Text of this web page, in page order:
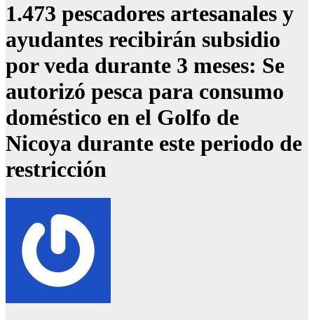
1.473 pescadores artesanales y
ayudantes recibirán subsidio
por veda durante 3 meses: Se
autorizó pesca para consumo
doméstico en el Golfo de
Nicoya durante este periodo de
restricción